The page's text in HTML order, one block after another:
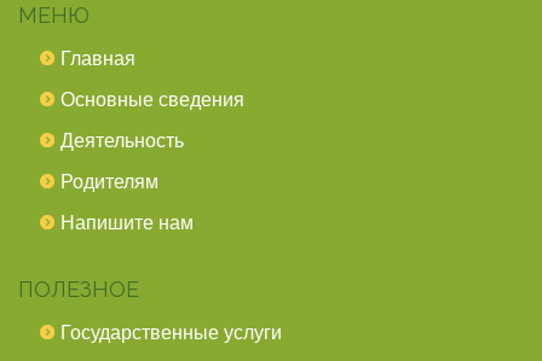
МЕНЮ
Главная
Основные сведения
Деятельность
Родителям
Напишите нам
ПОЛЕЗНОЕ
Государственные услуги